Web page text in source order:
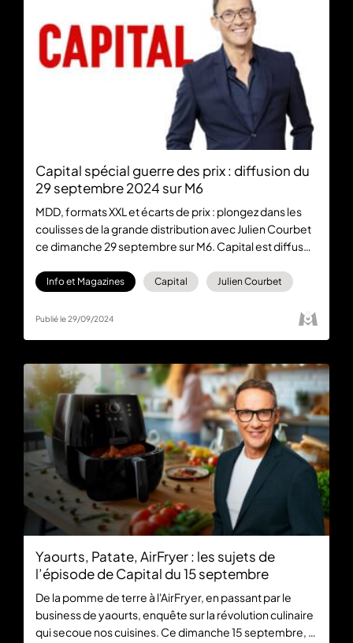
Capital spécial guerre des prix : diffusion du
29 septembre 2024 sur M6
MDD, formats XXL et écarts de prix : plongez dans les
coulisses de la grande distribution avec Julien Courbet
ce dimanche 29 septembre sur M6. Capital est diffusé
M6+.Info et Magazines Capital Julien Courbet
Publié le 29/09/2024
Yaourts, Patate, AirFryer : les sujets de
l’épisode de Capital du 15 septembre
De la pomme de terre à l'AirFryer, en passant par le
business de yaourts, enquête sur la révolution culinaire
qui secoue nos cuisines. Ce dimanche 15 septembre, à